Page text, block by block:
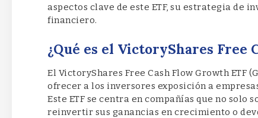
aspectos clave de este ETF, su estrategia de
financiero.
¿Qué es el VictoryShares Free
El VictoryShares Free Cash Flow Growth ETF
ofrecer a los inversores exposición a
Este ETF se centra en compañías que no
reinvertir sus ganancias en crecimiento o